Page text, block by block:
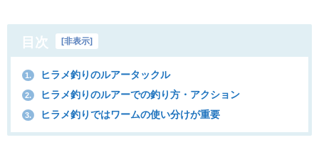
目次 非表示
1. ヒラメ釣りのルアータックル
2. ヒラメ釣りのルアーでの釣り方・アクション
3. ヒラメ釣りではワームの使い分けが重要